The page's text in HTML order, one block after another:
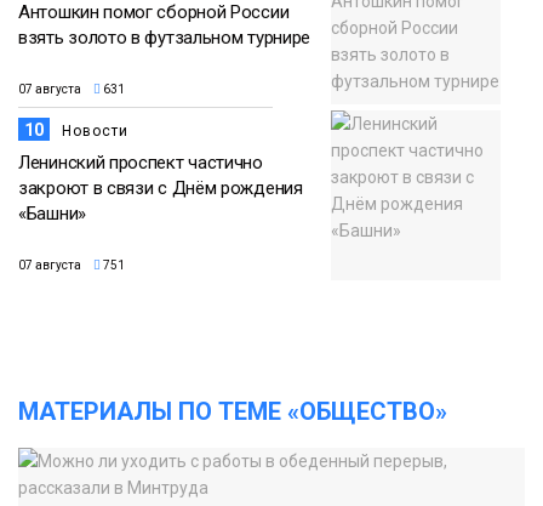
Антошкин помог сборной России
взять золото в футзальном турнире
07 августа 631
10 Новости
Ленинский проспект частично
закроют в связи с Днём рождения
«Башни»
07 августа 751
МАТЕРИАЛЫ ПО ТЕМЕ «ОБЩЕСТВО»